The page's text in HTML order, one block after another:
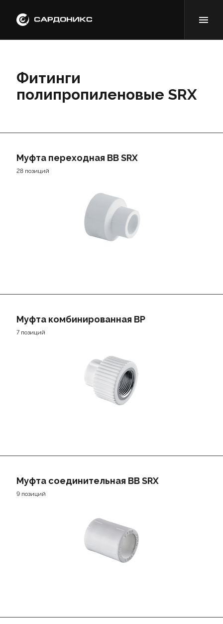
Фитинги
полипропиленовые SRX
Муфта переходная ВВ SRX
28 позиций
Муфта комбинированная ВР
7 позиций
Муфта соединительная ВВ SRX
9 позиций